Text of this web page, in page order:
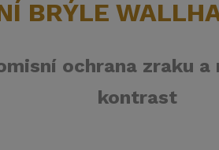
BRÝLE
ochrana zraku a
kontrast